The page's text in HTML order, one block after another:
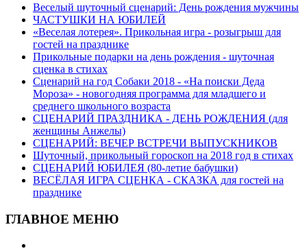
Веселый шуточный сценарий: День рождения мужчины
ЧАСТУШКИ НА ЮБИЛЕЙ
«Веселая лотерея». Прикольная игра - розыгрыш для
гостей на празднике
Прикольные подарки на день рождения - шуточная
сценка в стихах
Сценарий на год Собаки 2018 - «На поиски Деда
Мороза» - новогодняя программа для младшего и
среднего школьного возраста
СЦЕНАРИЙ ПРАЗДНИКА - ДЕНЬ РОЖДЕНИЯ (для
женщины Анжелы)
СЦЕНАРИЙ: ВЕЧЕР ВСТРЕЧИ ВЫПУСКНИКОВ
Шуточный, прикольный гороскоп на 2018 год в стихах
СЦЕНАРИЙ ЮБИЛЕЯ (80-летие бабушки)
ВЕСЁЛАЯ ИГРА СЦЕНКА - СКАЗКА для гостей на
празднике
ГЛАВНОЕ МЕНЮ